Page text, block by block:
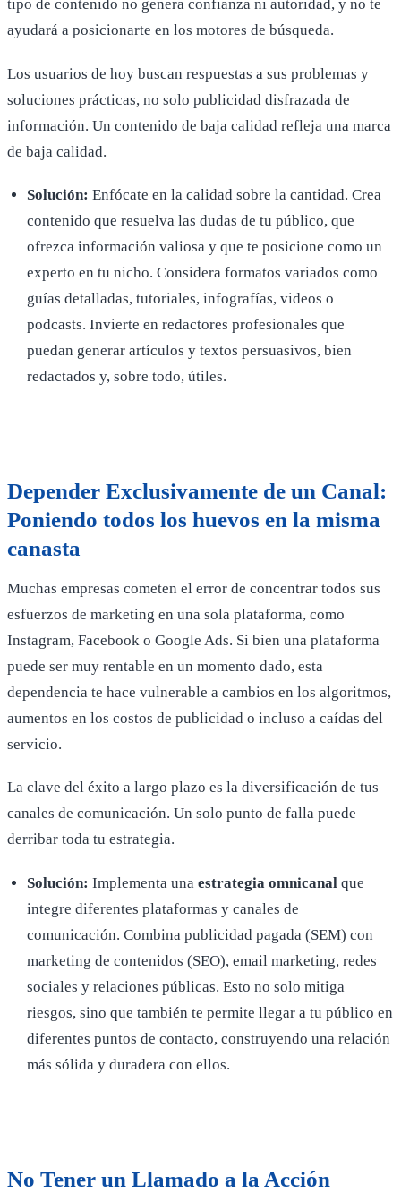
tipo de contenido no genera confianza ni autoridad, y no te
ayudará a posicionarte en los motores de búsqueda.
Los usuarios de hoy buscan respuestas a sus problemas y
soluciones prácticas, no solo publicidad disfrazada de
información. Un contenido de baja calidad refleja una marca
de baja calidad.
Solución: Enfócate en la calidad sobre la cantidad. Crea
contenido que resuelva las dudas de tu público, que
ofrezca información valiosa y que te posicione como un
experto en tu nicho. Considera formatos variados como
guías detalladas, tutoriales, infografías, videos o
podcasts. Invierte en redactores profesionales que
puedan generar artículos y textos persuasivos, bien
redactados y, sobre todo, útiles.
Depender Exclusivamente de un Canal:
Poniendo todos los huevos en la misma
canasta
Muchas empresas cometen el error de concentrar todos sus
esfuerzos de marketing en una sola plataforma, como
Instagram, Facebook o Google Ads. Si bien una plataforma
puede ser muy rentable en un momento dado, esta
dependencia te hace vulnerable a cambios en los algoritmos,
aumentos en los costos de publicidad o incluso a caídas del
servicio.
La clave del éxito a largo plazo es la diversificación de tus
canales de comunicación. Un solo punto de falla puede
derribar toda tu estrategia.
Solución: Implementa unaestrategia omnicanal que
integre diferentes plataformas y canales de
comunicación. Combina publicidad pagada (SEM) con
marketing de contenidos (SEO), email marketing, redes
sociales y relaciones públicas. Esto no solo mitiga
riesgos, sino que también te permite llegar a tu público en
diferentes puntos de contacto, construyendo una relación
más sólida y duradera con ellos.
No Tener un Llamado a la Acción